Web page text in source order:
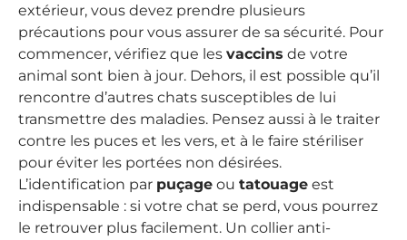
extérieur, vous devez prendre plusieurs
précautions pour vous assurer de sa sécurité. Pour
commencer, vérifiez que les vaccins de votre
animal sont bien à jour. Dehors, il est possible qu’il
rencontre d’autres chats susceptibles de lui
transmettre des maladies. Pensez aussi à le traiter
contre les puces et les vers, et à le faire stériliser
pour éviter les portées non désirées.
L’identification par puçage ou tatouage est
indispensable : si votre chat se perd, vous pourrez
le retrouver plus facilement. Un collier anti-